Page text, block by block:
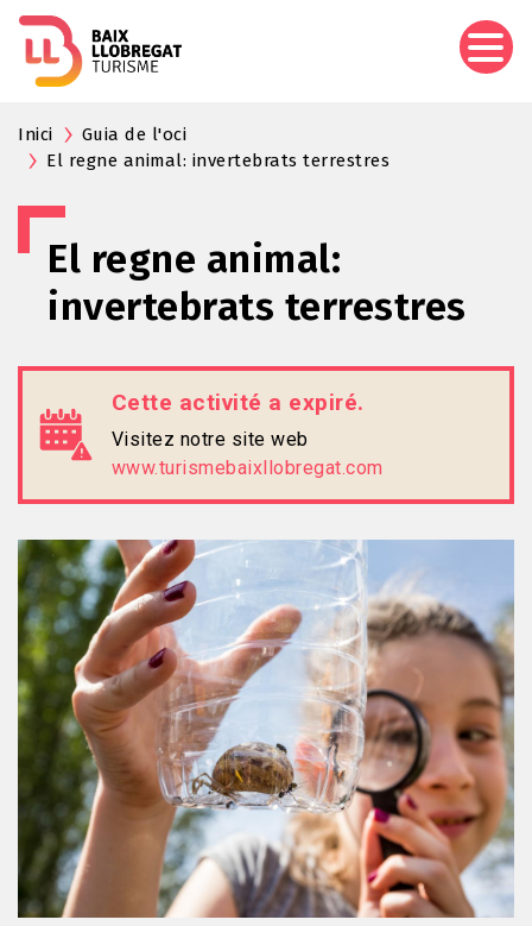
Inici
Guia de l'oci
El regne animal: invertebrats terrestres
El regne animal:
invertebrats terrestres
Cette activité a expiré.
Visitez notre site web
www.turismebaixllobregat.com